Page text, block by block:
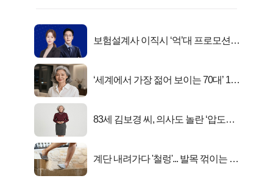
보험설계사 이직시 ‘억’대 프로모션!
‘세계에서 가장 젊어 보이는 70대’ 1위
83세 김보경 씨, 의사도 놀란 ‘압도적
계단 내려가다 '철렁'... 발목 꺾이는 이